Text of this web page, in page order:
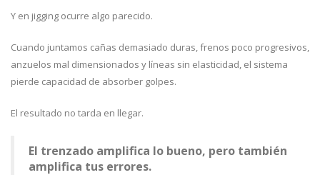
Y en jigging ocurre algo parecido.
Cuando juntamos cañas demasiado duras, frenos poco progresivos,
anzuelos mal dimensionados y líneas sin elasticidad, el sistema
pierde capacidad de absorber golpes.
El resultado no tarda en llegar.
El trenzado amplifica lo bueno, pero también
amplifica tus errores.